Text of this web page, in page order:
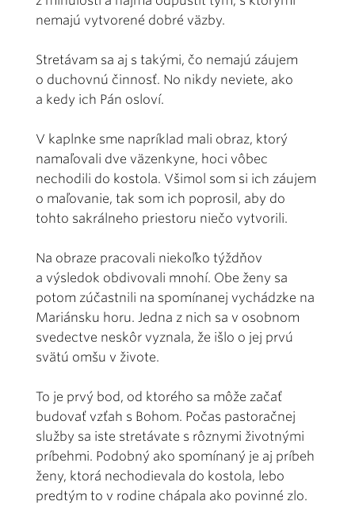
nemajú vytvorené dobré väzby.
Stretávam sa aj s takými, čo nemajú záujem
o duchovnú činnosť. No nikdy neviete, ako
a kedy ich Pán osloví.
V kaplnke sme napríklad mali obraz, ktorý
namaľovali dve väzenkyne, hoci vôbec
nechodili do kostola. Všimol som si ich záujem
o maľovanie, tak som ich poprosil, aby do
tohto sakrálneho priestoru niečo vytvorili.
Na obraze pracovali niekoľko týždňov
a výsledok obdivovali mnohí. Obe ženy sa
potom zúčastnili na spomínanej vychádzke na
Mariánsku horu. Jedna z nich sa v osobnom
svedectve neskôr vyznala, že išlo o jej prvú
svätú omšu v živote.
To je prvý bod, od ktorého sa môže začať
budovať vzťah s Bohom. Počas pastoračnej
služby sa iste stretávate s rôznymi životnými
príbehmi. Podobný ako spomínaný je aj príbeh
ženy, ktorá nechodievala do kostola, lebo
predtým to v rodine chápala ako povinné zlo.